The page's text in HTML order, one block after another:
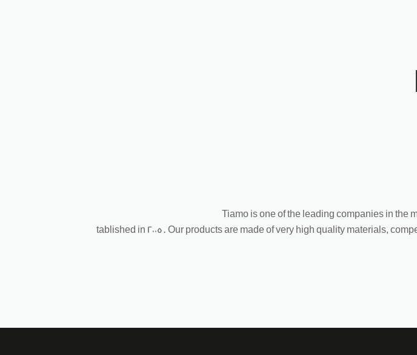
Tiamo is one of the leading companies in the
tablished in 2005. Our products are made of very high quality materials,